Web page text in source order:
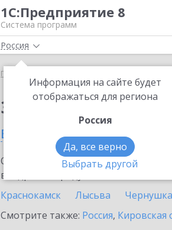
1С:Предприятие 8
Система программ
Россия
Информация на сайте будет
отображаться для региона
Россия
Да, все верно
Выбрать другой
Главная 1C-
Заказать 1C-Store
в Пермском крае
Ознакомьтесь с информационными
внедрение продукта.
Краснокамск
Лысьва Чернушка
Смотрите также: Россия, Кировская